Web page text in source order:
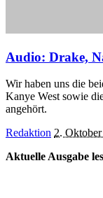
Audio: Drake,
Wir haben uns die
Kanye West sowie
angehört.
Posted
Redaktion 2.
Aktuelle Ausgabe